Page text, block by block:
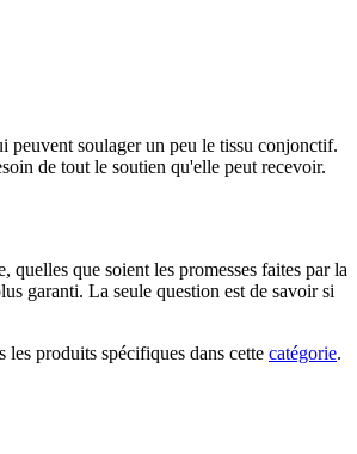
peuvent soulager un peu le tissu conjonctif.
de tout le soutien qu'elle peut recevoir.
que soient les promesses faites par la
garanti. La seule question est de savoir si
produits spécifiques dans cette catégorie.